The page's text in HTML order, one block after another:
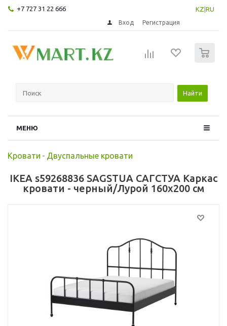
+7 727 31 22 666 KZ RU
Вход Регистрация
Найти
МЕНЮ
Кровати - Двуспальные кровати
IKEA s59268836 SAGSTUA САГСТУА Каркас
кровати - черный/Лурой 160x200 см